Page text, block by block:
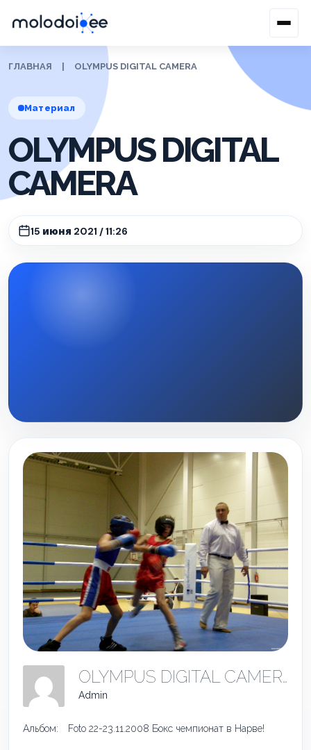
ГЛАВНАЯ OLYMPUS DIGITAL CAMERA
Материал
OLYMPUS DIGITAL
CAMERA
15 июня 2021 / 11:26
OLYMPUS DIGITAL CAMERA
Admin
Альбом: Foto 22-23.11.2008 Бокс чемпионат в Нарве!